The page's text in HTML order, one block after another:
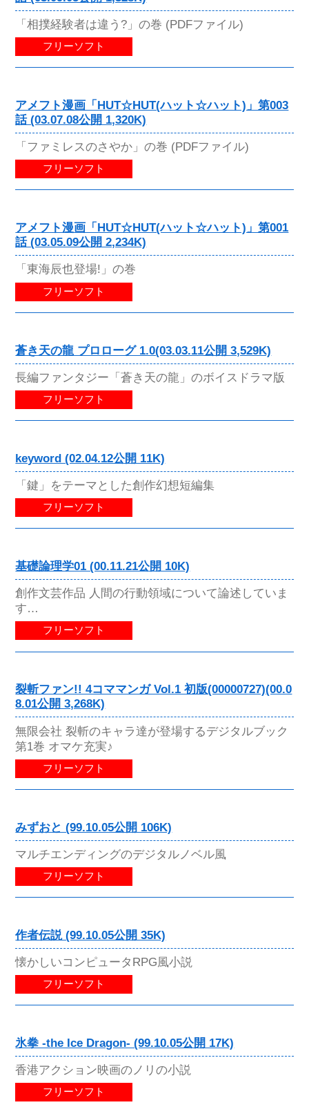
「相撲経験者は違う?」の巻 (PDFファイル)
フリーソフト
アメフト漫画「HUT☆HUT(ハット☆ハット)」第003
話 (03.07.08公開 1,320K)
「ファミレスのさやか」の巻 (PDFファイル)
フリーソフト
アメフト漫画「HUT☆HUT(ハット☆ハット)」第001
話 (03.05.09公開 2,234K)
「東海辰也登場!」の巻
フリーソフト
蒼き天の龍 プロローグ 1.0(03.03.11公開 3,529K)
長編ファンタジー「蒼き天の龍」のボイスドラマ版
フリーソフト
keyword (02.04.12公開 11K)
「鍵」をテーマとした創作幻想短編集
フリーソフト
基礎論理学01 (00.11.21公開 10K)
創作文芸作品 人間の行動領域について論述していま
す…
フリーソフト
裂斬ファン!! 4コママンガ Vol.1 初版(00000727)(00.0
8.01公開 3,268K)
無限会社 裂斬のキャラ達が登場するデジタルブック
第1巻 オマケ充実♪
フリーソフト
みずおと (99.10.05公開 106K)
マルチエンディングのデジタルノベル風
フリーソフト
作者伝説 (99.10.05公開 35K)
懐かしいコンピュータRPG風小説
フリーソフト
氷拳 -the Ice Dragon- (99.10.05公開 17K)
香港アクション映画のノリの小説
フリーソフト